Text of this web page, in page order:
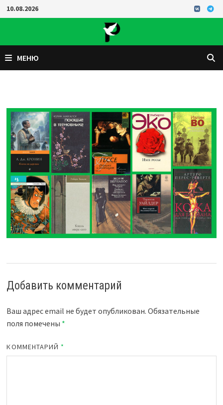
Перейти
к
10.08.2026
МЕНЮ
Добавить комментарий
Ваш адрес email не будет опубликован. Обязательные
поля помечены *
КОММЕНТАРИЙ *